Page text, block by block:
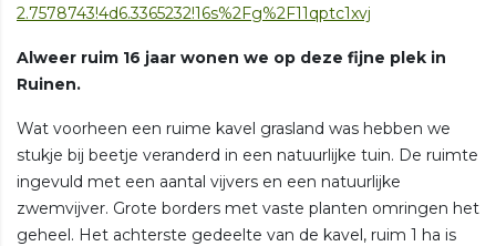
2.7578743!4d6.3365232!16s%2Fg%2F11qptc1xvj
Alweer ruim 16 jaar wonen we op deze fijne plek in
Ruinen.
Wat voorheen een ruime kavel grasland was hebben we
stukje bij beetje veranderd in een natuurlijke tuin. De ruimte
ingevuld met een aantal vijvers en een natuurlijke
zwemvijver. Grote borders met vaste planten omringen het
geheel. Het achterste gedeelte van de kavel, ruim 1 ha is